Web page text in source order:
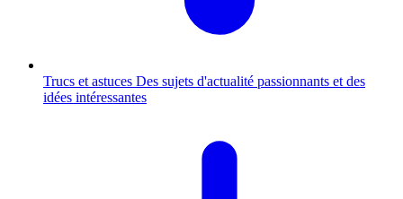
Trucs et astuces Des sujets d'actualité passionnants et des
idées intéressantes